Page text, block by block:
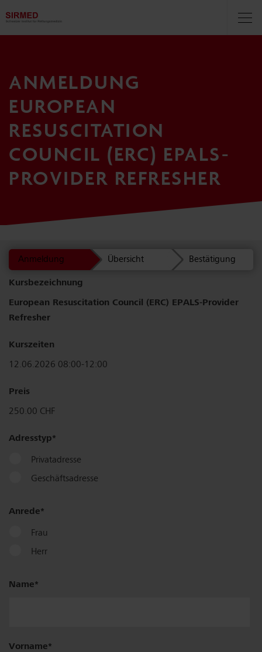
Navigationsbereich
ANMELDUNG
EUROPEAN
RESUSCITATION
COUNCIL (ERC) EPALS-
PROVIDER REFRESHER
Anmeldung Übersicht Bestätigung
Kurs­bezeichnung
European Resuscitation Council (ERC) EPALS-Provider
Refresher
Kurszeiten
12.06.2026 08:00-12:00
Preis
250.00 CHF
Adresstyp
Privatadresse
Geschäftsadresse
Anrede
Frau
Herr
Name
Vorname